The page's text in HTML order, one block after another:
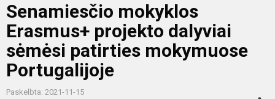
Senamiesčio mokyklos
Erasmus+ projekto dalyviai
sėmėsi patirties mokymuose
Portugalijoje
Paskelbta: 2021-11-15